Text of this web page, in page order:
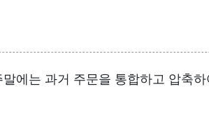
에는 과거 주문을 통합하고 압축